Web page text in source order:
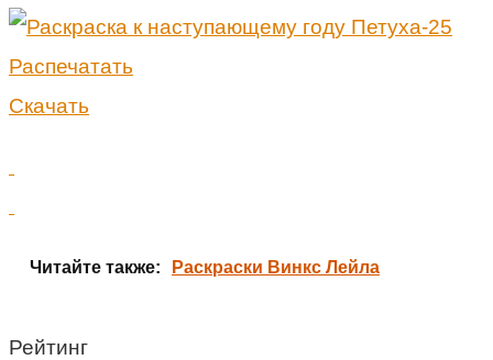
Распечатать
Скачать
Читайте также: Раскраски Винкс Лейла
Рейтинг